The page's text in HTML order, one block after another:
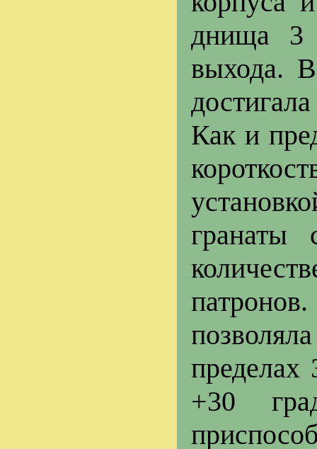
днища 3
выхода.
Как и
гранаты
пределах
+30